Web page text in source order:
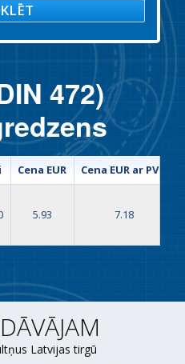
472)
Cena EUR Cena EUR ar PVN
5.93 7.18
Latvijas tirgū